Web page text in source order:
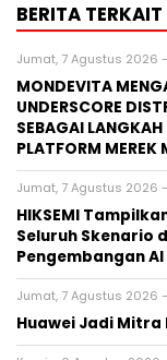
BERITA TERKAIT
Jumat, 7 Agustus 2026
MONDEVITA
UNDERSCORE
SEBAGAI
PLATFORM MEREK
Jumat, 7 Agustus 2026 -
HIKSEMI
Seluruh Skenario
Pengembangan
Jumat, 7 Agustus 2026
Huawei Jadi Mitra